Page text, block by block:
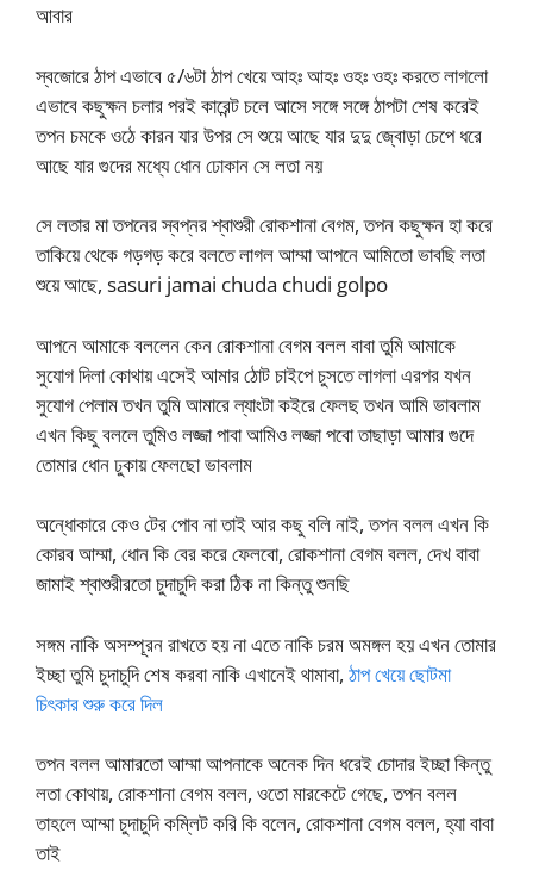
আবার
স্বজোরে ঠাপ এভাবে ৫/৬টা ঠাপ খেয়ে আহঃ আহঃ ওহঃ ওহঃ করতে লাগলো
এভাবে কছুক্ষন চলার পরই কারেন্ট চলে আসে সঙ্গে সঙ্গে ঠাপটা শেষ করেই
তপন চমকে ওঠে কারন যার উপর সে শুয়ে আছে যার দুদু জ্বোড়া চেপে ধরে
আছে যার গুদের মধ্যে ধোন ঢোকান সে লতা নয়
সে লতার মা তপনের স্বপ্নর শ্বাশুরী রোকশানা বেগম, তপন কছুক্ষন হা করে
তাকিয়ে থেকে গড়গড় করে বলতে লাগল আম্মা আপনে আমিতো ভাবছি লতা
শুয়ে আছে, sasuri jamai chuda chudi golpo
আপনে আমাকে বললেন কেন রোকশানা বেগম বলল বাবা তুমি আমাকে
সুযোগ দিলা কোথায় এসেই আমার ঠোট চাইপে চুসতে লাগলা এরপর যখন
সুযোগ পেলাম তখন তুমি আমারে ল্যাংটা কইরে ফেলছ তখন আমি ভাবলাম
এখন কিছু বললে তুমিও লজ্জা পাবা আমিও লজ্জা পবো তাছাড়া আমার গুদে
তোমার ধোন ঢুকায় ফেলছো ভাবলাম
অন্ধোকারে কেও টের পােব না তাই আর কছু বলি নাই, তপন বলল এখন কি
কোরব আম্মা, ধোন কি বের করে ফেলবো, রোকশানা বেগম বলল, দেখ বাবা
জামাই শ্বাশুরীরতো চুদাচুদি করা ঠিক না কিন্তু শুনছি
সঙ্গম নাকি অসম্পূরন রাখতে হয় না এতে নাকি চরম অমঙ্গল হয় এখন তোমার
ইচ্ছা তুমি চুদাচুদি শেষ করবা নাকি এখানেই থামাবা, ঠাপ খেয়ে ছোটমা
চিৎকার শুরু করে দিল
তপন বলল আমারতো আম্মা আপনাকে অনেক দিন ধরেই চোদার ইচ্ছা কিন্তু
লতা কোথায়, রোকশানা বেগম বলল, ওতো মারকেটে গেছে, তপন বলল
তাহলে আম্মা চুদাচুদি কম্লিট করি কি বলেন, রোকশানা বেগম বলল, হ্যা বাবা
তাই